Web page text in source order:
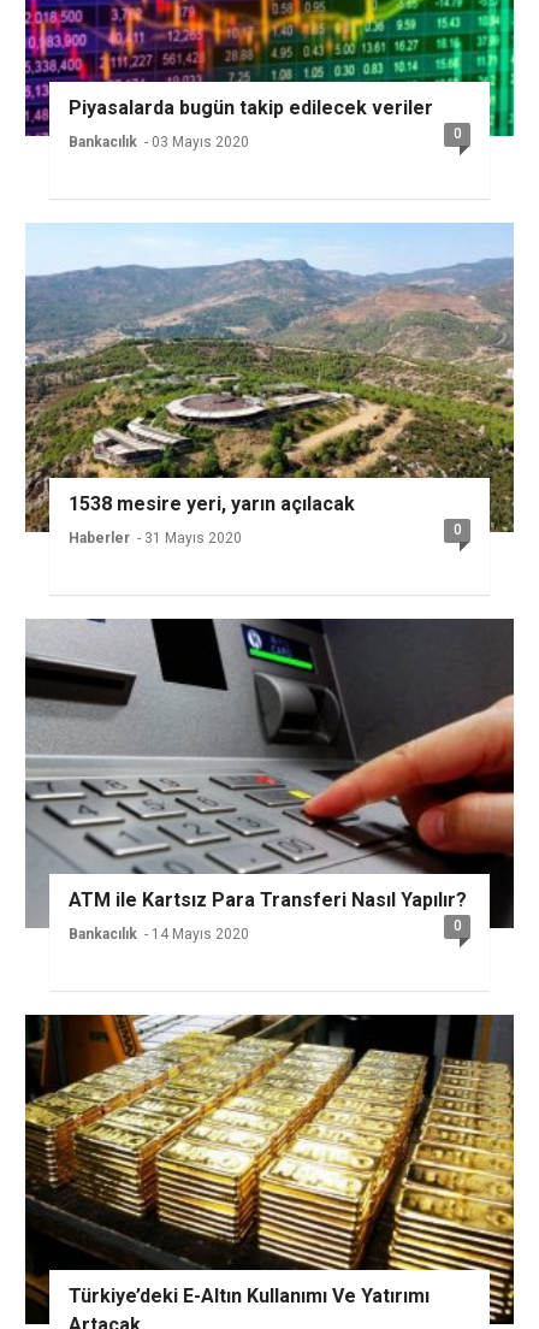
Piyasalarda bugün takip edilecek veriler
Bankacılık - 03 Mayıs 2020 0
1538 mesire yeri, yarın açılacak
Haberler - 31 Mayıs 2020 0
ATM ile Kartsız Para Transferi Nasıl Yapılır?
Bankacılık - 14 Mayıs 2020 0
Türkiye’deki E-Altın Kullanımı Ve Yatırımı